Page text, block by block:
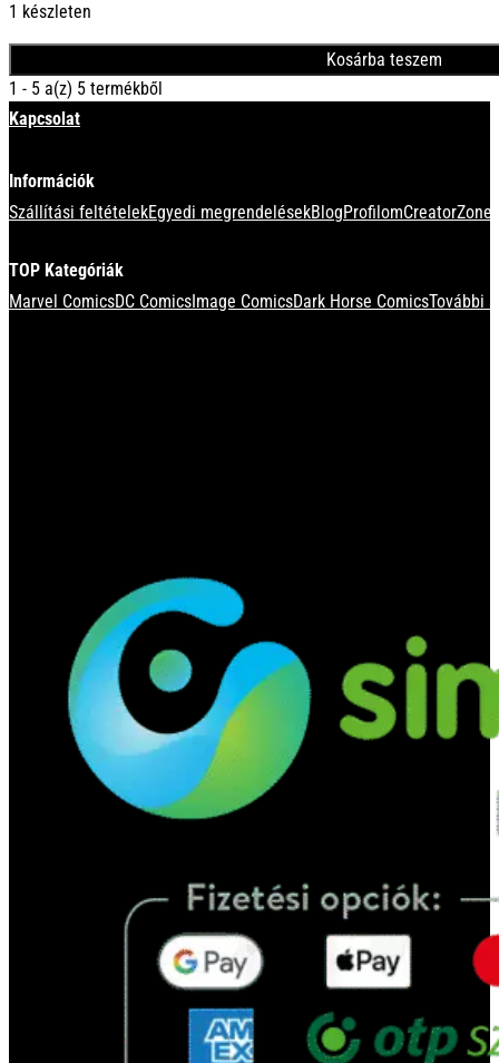
1 készleten
Kosárba teszem
1 - 5 a(z) 5 termékből
Kapcsolat
Információk
Szállítási feltételekEgyedi megrendelésekBlogProfilom
TOP Kategóriák
Marvel ComicsDC ComicsImage ComicsDark Horse ComicsTovábbi